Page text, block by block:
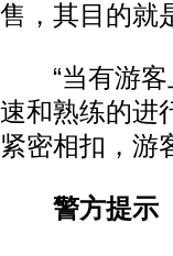
售，其目的就
“当有游客
速和熟练的进
紧密相扣，游
警方提示